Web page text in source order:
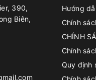
390,
Biên,
Hướng
Chính
CHÍNH
Chính
Quy định